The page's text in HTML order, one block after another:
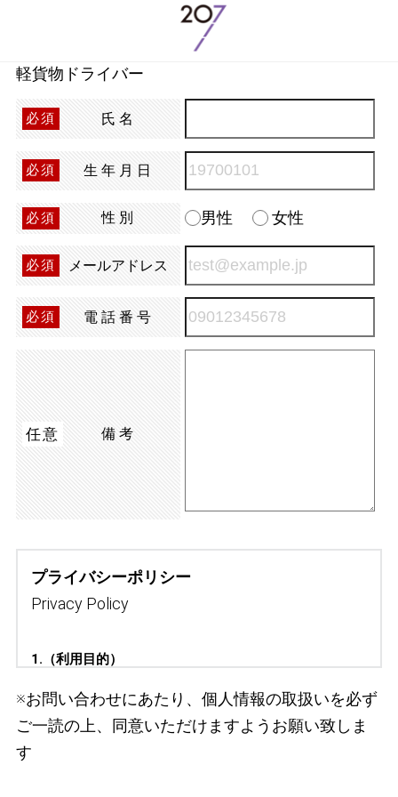
軽貨物ドライバー
必須 氏名
必須 生年月日
必須 性別 男性 女性
必須 メールアドレス
必須 電話番号
任意 備考
プライバシーポリシー
Privacy Policy
1.（利用目的）
知、採用・選考手続き、雇入時の健康診断の実施または健康診断書の
提出、採用・選考に係るご意見、ご要望の聴取を行うために個人情報
を取得し、適切に利用します。
※お問い合わせにあたり、個人情報の取扱いを必ず
ご一読の上、同意いただけますようお願い致しま
す